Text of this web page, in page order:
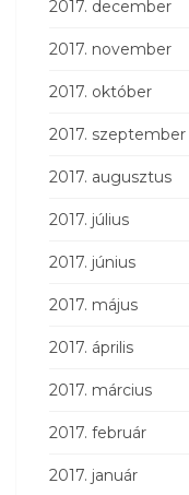
2017. december
2017. november
2017. október
2017. szeptember
2017. augusztus
2017. július
2017. június
2017. május
2017. április
2017. március
2017. február
2017. január